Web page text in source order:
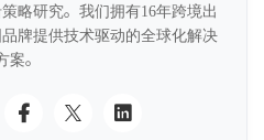
略研究。我们拥有16年跨境出
牌提供技术驱动的全球化解决
案。